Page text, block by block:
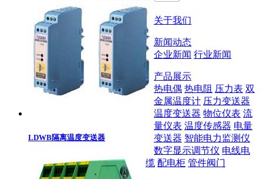
LDWB隔离温度变送器
关于我们
新闻动态
企业新闻 行业新闻
产品展示
热电偶 热电阻 压力表 双
金属温度计 压力变送器
温度变送器 物位仪表 流
量仪表 温度传感器 电量
变送器 智能电力监测仪
数字显示调节仪 电线电
缆 配电柜 管件阀门